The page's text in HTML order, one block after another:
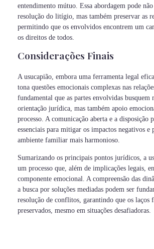
entendimento mútuo. Essa abordagem pode
resolução do litígio, mas também preservar as
permitindo que os envolvidos encontrem um
os direitos de todos.
Considerações Finais
A usucapião, embora uma ferramenta legal
tona questões emocionais complexas nas
fundamental que as partes envolvidas busquem
orientação jurídica, mas também apoio
processo. A comunicação aberta e a disposição
essenciais para mitigar os impactos negativos e
ambiente familiar mais harmonioso.
Sumarizando os principais pontos jurídicos, a
um processo que, além de implicações legais,
componente emocional. A compreensão das
a busca por soluções mediadas podem ser
resolução de conflitos, garantindo que os laços
preservados, mesmo em situações desafiadoras.